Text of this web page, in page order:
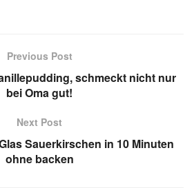
Previous Post
schmeckt nicht nur
bei Oma gut!
Next Post
Sauerkirschen in 10 Minuten
ohne backen